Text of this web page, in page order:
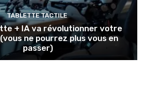
TABLETTE TACTILE
+ IA va révolutionner votre
ne pourrez plus vous en
passer)